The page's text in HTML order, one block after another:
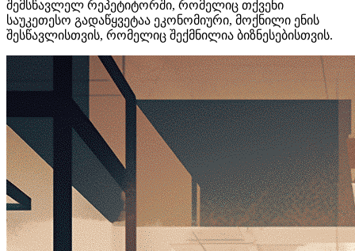
შემსწავლელ რეპეტიტორში, რომელიც თქვენი
საუკეთესო გადაწყვეტაა ეკონომიური, მოქნილი ენის
შესწავლისთვის, რომელიც შექმნილია ბიზნესებისთვის.